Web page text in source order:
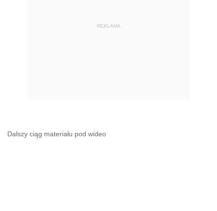
REKLAMA
Dalszy ciąg materiału pod wideo